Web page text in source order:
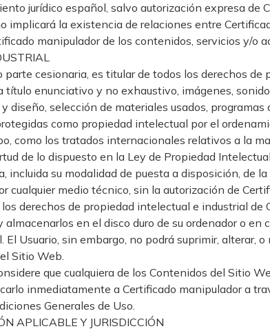
jurídico español, salvo autorización expresa de
implicará la existencia de relaciones entre
manipulador de los contenidos, servicios y/o
cesionaria, es titular de todos los derechos
enunciativo y no exhaustivo, imágenes,
diseño, selección de materiales usados,
como propiedad intelectual por el
como los tratados internacionales relativos a la
de lo dispuesto en la Ley de Propiedad
incluida su modalidad de puesta a disposición, de
cualquier medio técnico, sin la autorización de
derechos de propiedad intelectual e industrial
en el disco duro de su ordenador o en
El Usuario, sin embargo, no podrá suprimir, alterar,
Sitio Web.
que cualquiera de los Contenidos del Sitio
inmediatamente a Certificado manipulador a
Generales de Uso.
APLICABLE Y JURISDICCIÓN